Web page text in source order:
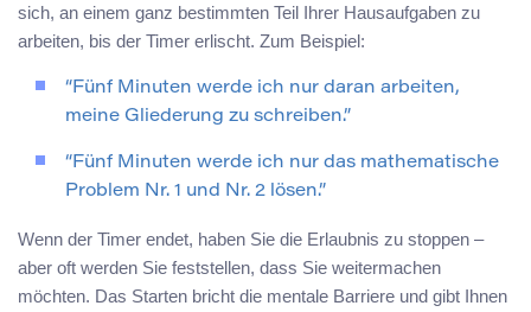
sich, an einem ganz bestimmten Teil Ihrer Hausaufgaben zu
arbeiten, bis der Timer erlischt. Zum Beispiel:
“Fünf Minuten werde ich nur daran arbeiten,
meine Gliederung zu schreiben.”
“Fünf Minuten werde ich nur das mathematische
Problem Nr. 1 und Nr. 2 lösen.”
Wenn der Timer endet, haben Sie die Erlaubnis zu stoppen –
aber oft werden Sie feststellen, dass Sie weitermachen
möchten. Das Starten bricht die mentale Barriere und gibt Ihnen